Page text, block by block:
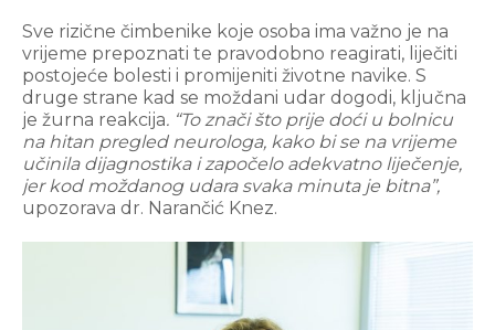
Sve rizične čimbenike koje osoba ima važno je na
vrijeme prepoznati te pravodobno reagirati, liječiti
postojeće bolesti i promijeniti životne navike. S
druge strane kad se moždani udar dogodi, ključna
je žurna reakcija. “To znači što prije doći u bolnicu
na hitan pregled neurologa, kako bi se na vrijeme
učinila dijagnostika i započelo adekvatno liječenje,
jer kod moždanog udara svaka minuta je bitna”,
upozorava dr. Narančić Knez.